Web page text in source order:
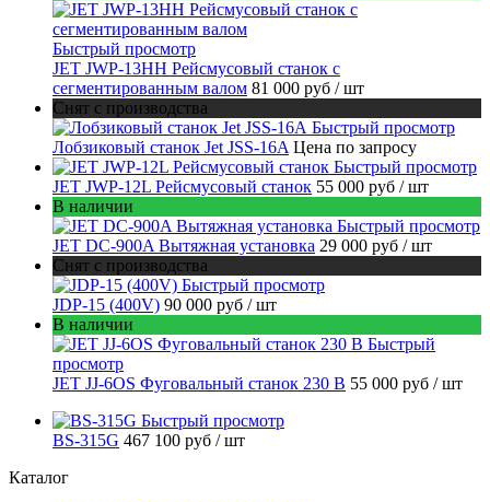
Быстрый просмотр
JET JWP-13HH Рейсмусовый станок с
сегментированным валом 81 000 руб / шт
Снят с производства
Быстрый просмотр
Лобзиковый станок Jet JSS-16A Цена по запросу
Быстрый просмотр
JET JWP-12L Рейсмусовый станок 55 000 руб / шт
В наличии
Быстрый просмотр
JET DC-900A Вытяжная установка 29 000 руб / шт
Снят с производства
Быстрый просмотр
JDP-15 (400V) 90 000 руб / шт
В наличии
Быстрый
просмотр
JET JJ-6OS Фуговальный станок 230 В 55 000 руб / шт
Быстрый просмотр
BS-315G 467 100 руб / шт
Каталог